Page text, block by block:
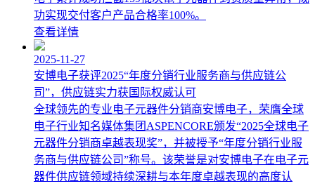
功实现交付客户产品合格率100%。
查看详情
2025-11-27
安博电子获评2025“年度分销行业服务商与供应链公
司”，供应链实力获国际权威认可
全球领先的专业电子元器件分销商安博电子，荣膺全球
电子行业知名媒体集团ASPENCORE颁发“2025全球电子
元器件分销商卓越表现奖”，并被授予“年度分销行业服
务商与供应链公司”称号。该荣誉是对安博电子在电子元
器件供应链领域持续深耕与本年度卓越表现的高度认